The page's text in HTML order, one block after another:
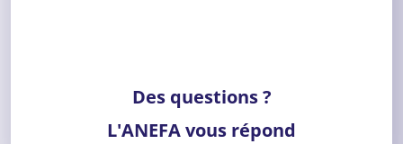
Des questions ?
L'ANEFA vous répond